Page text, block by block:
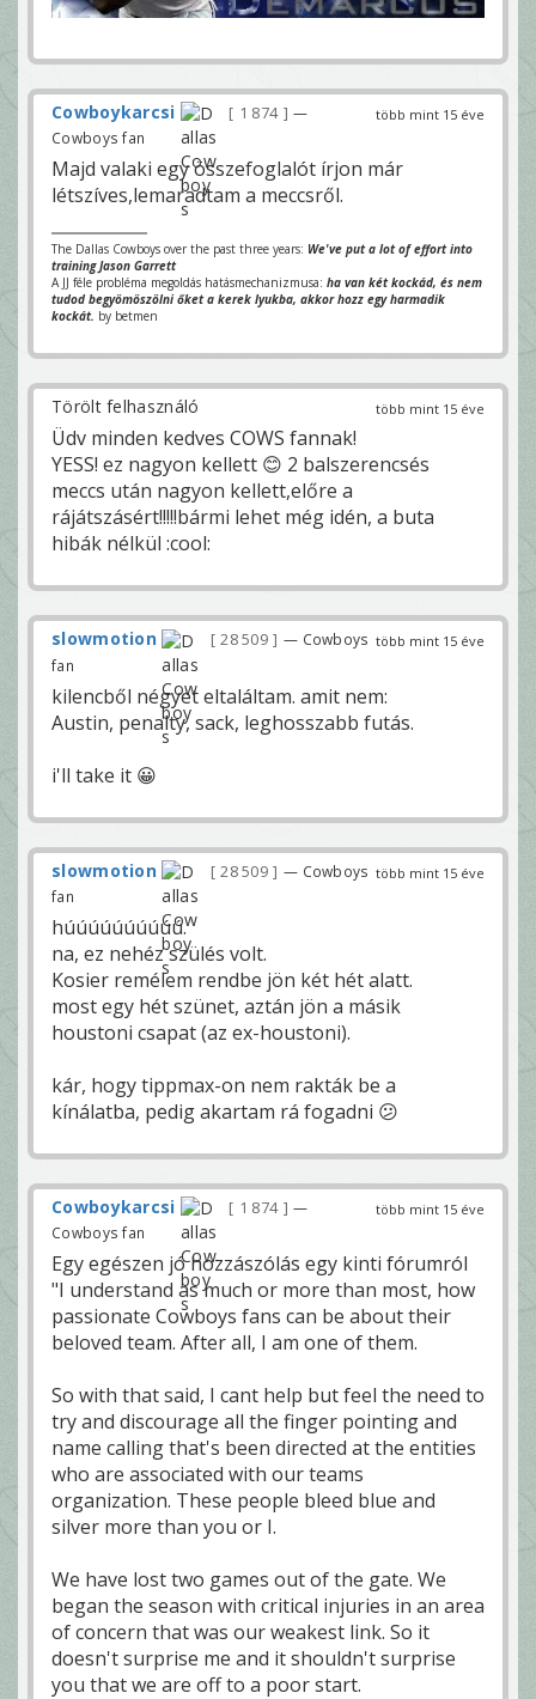
több mint 15 éve
Cowboykarcsi 1 874
—
Cowboys fan
Majd valaki egy összefoglalót írjon már
létszíves,lemaradtam a meccsről.
The Dallas Cowboys over the past three years: We've put a lot of effort into
training Jason Garrett
A JJ féle probléma megoldás hatásmechanizmusa: ha van két kockád, és nem
tudod begyömöszölni őket a kerek lyukba, akkor hozz egy harmadik
kockát. by betmen
több mint 15 éve
Törölt felhasználó
Üdv minden kedves COWS fannak!
YESS! ez nagyon kellett 😊 2 balszerencsés
meccs után nagyon kellett,előre a
rájátszásért!!!!!bármi lehet még idén, a buta
hibák nélkül :cool:
több mint 15 éve
slowmotion 28 509
— Cowboys
fan
kilencből négyet eltaláltam. amit nem:
Austin, penalty, sack, leghosszabb futás.
i'll take it 😀
több mint 15 éve
slowmotion 28 509
— Cowboys
fan
húúúúúúúúúú.
na, ez nehéz szülés volt.
Kosier remélem rendbe jön két hét alatt.
most egy hét szünet, aztán jön a másik
houstoni csapat (az ex-houstoni).
kár, hogy tippmax-on nem rakták be a
kínálatba, pedig akartam rá fogadni 😕
több mint 15 éve
Cowboykarcsi 1 874
—
Cowboys fan
Egy egészen jó hozzászólás egy kinti fórumról
"I understand as much or more than most, how
passionate Cowboys fans can be about their
beloved team. After all, I am one of them.
So with that said, I cant help but feel the need to
try and discourage all the finger pointing and
name calling that's been directed at the entities
who are associated with our teams
organization. These people bleed blue and
silver more than you or I.
We have lost two games out of the gate. We
began the season with critical injuries in an area
of concern that was our weakest link. So it
doesn't surprise me and it shouldn't surprise
you that we are off to a poor start.